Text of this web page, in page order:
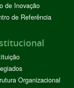
de Inovação
de Referência
Organizacional